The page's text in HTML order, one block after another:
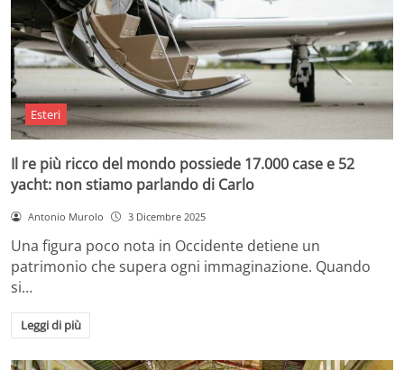
Esteri
Il re più ricco del mondo possiede 17.000 case e 52
yacht: non stiamo parlando di Carlo
Antonio Murolo 3 Dicembre 2025
Una figura poco nota in Occidente detiene un
patrimonio che supera ogni immaginazione. Quando
si…
Leggi di più